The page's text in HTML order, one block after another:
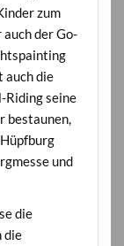
zum
der Go-
auch die
Riding seine
bestaunen,
und
die
die